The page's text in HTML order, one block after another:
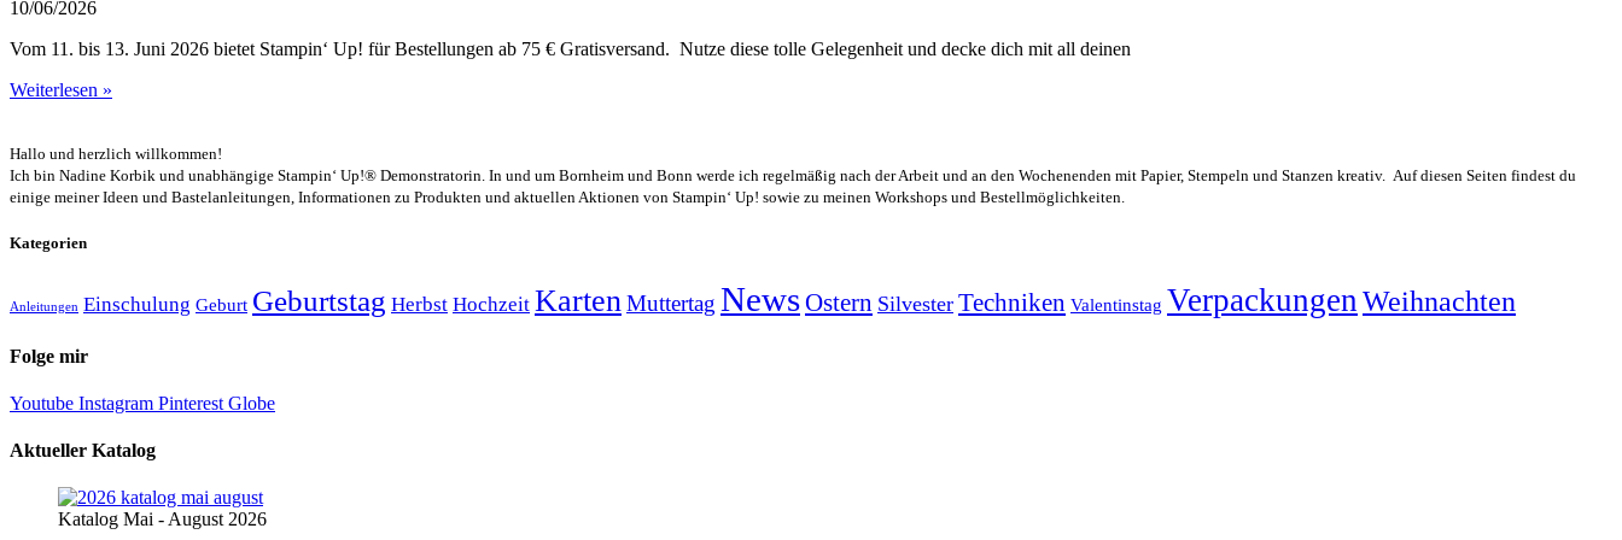
10/06/2026
Vom 11. bis 13. Juni 2026 bietet Stampin‘ Up! für Bestellungen ab 75 € Gratisversand. Nutze diese tolle Gelegenheit und decke dich mit all deinen
Weiterlesen »
Hallo und herzlich willkommen!
Ich bin Nadine Korbik und unabhängige Stampin‘ Up!® Demonstratorin. In und um Bornheim und Bonn werde ich regelmäßig nach der Arbeit und an den Wochenenden mit Papier, Stempeln und Stanzen kreativ. Auf diesen Seiten findest du
einige meiner Ideen und Bastelanleitungen, Informationen zu Produkten und aktuellen Aktionen von Stampin‘ Up! sowie zu meinen Workshops und Bestellmöglichkeiten.
Kategorien
Anleitungen Einschulung Geburt Geburtstag Herbst Hochzeit KartenMuttertag NewsOstern Silvester Techniken Valentinstag VerpackungenWeihnachten
Folge mir
Youtube Instagram Pinterest Globe
Aktueller Katalog
Katalog Mai - August 2026